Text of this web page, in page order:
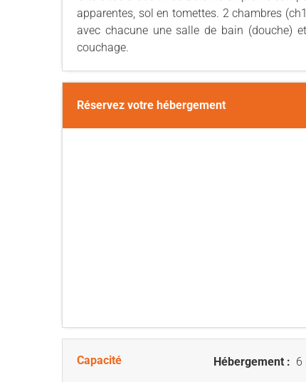
apparentes, sol en tomettes. 2 chambres
avec chacune une salle de bain (douche)
couchage.
Réservez votre hébergement
Capacité Hébergement : 6